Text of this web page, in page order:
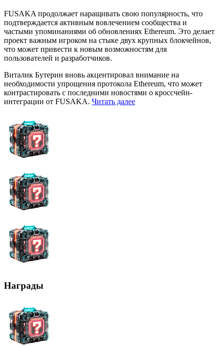
FUSAKA продолжает наращивать свою популярность, что
подтверждается активным вовлечением сообщества и
частыми упоминаниями об обновлениях Ethereum. Это делает
проект важным игроком на стыке двух крупных блокчейнов,
что может привести к новым возможностям для
пользователей и разработчиков.
Виталик Бутерин вновь акцентировал внимание на
необходимости упрощения протокола Ethereum, что может
контрастировать с последними новостями о кроссчейн-
интеграции от FUSAKA. Читать далее
Награды